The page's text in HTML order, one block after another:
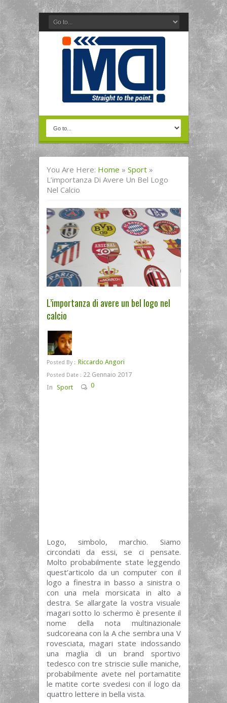
You Are Here: Home » Sport »
L’importanza Di Avere Un Bel Logo
Nel Calcio
L’importanza di avere un bel logo nel
calcio
Posted By : Riccardo Angori
Posted Date : 22 Gennaio 2017
In Sport 0
Logo, simbolo, marchio. Siamo
circondati da essi, se ci pensate.
Molto probabilmente state leggendo
quest’articolo da un computer con il
logo a finestra in basso a sinistra o
con una mela morsicata in alto a
destra. Se allargate la vostra visuale
magari sotto lo schermo è presente il
nome della nota multinazionale
sudcoreana con la A che sembra una V
rovesciata, magari state indossando
una maglia di un brand sportivo
tedesco con tre striscie sulle maniche,
probabilmente avete nel portamatite
le matite corte svedesi con il logo da
quattro lettere in bella vista.